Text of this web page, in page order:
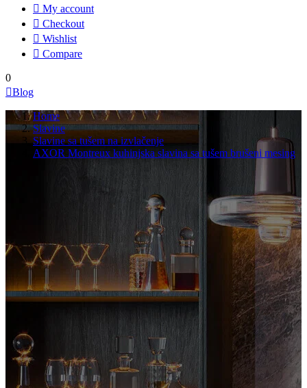
 My account
 Checkout
 Wishlist
 Compare
0
Blog
Home
Slavine
Slavine sa tušem na izvlačenje
AXOR Montreux kuhinjska slavina sa tušem brušeni mesing